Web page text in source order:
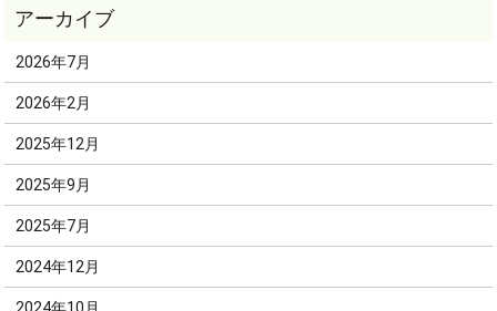
2026年7月
2026年2月
2025年12月
2025年9月
2025年7月
2024年12月